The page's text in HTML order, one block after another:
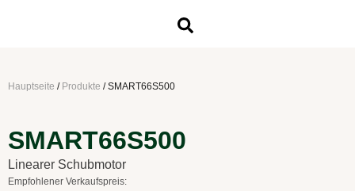
Hauptseite / Produkte /SMART66S500
SMART66S500
Linearer Schubmotor
Empfohlener Verkaufspreis: